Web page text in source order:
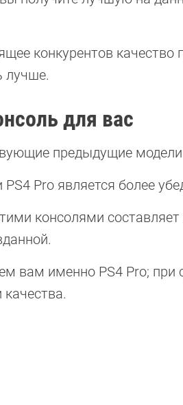
конкурентов качество
лучше.
для вас
предыдущие
Pro является более
консолями составляет
вам именно PS4 Pro; при